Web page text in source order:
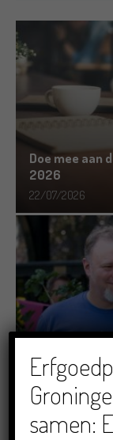
Doe mee aan
2026
22/07/2026
Ommaans
29/06/2026
samen: